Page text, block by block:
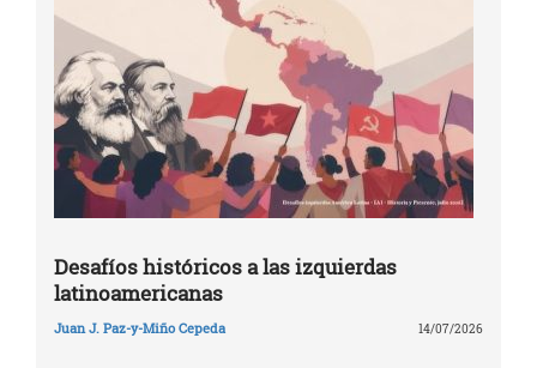
Desafíos históricos a las izquierdas
latinoamericanas
Juan J. Paz-y-Miño Cepeda 14/07/2026